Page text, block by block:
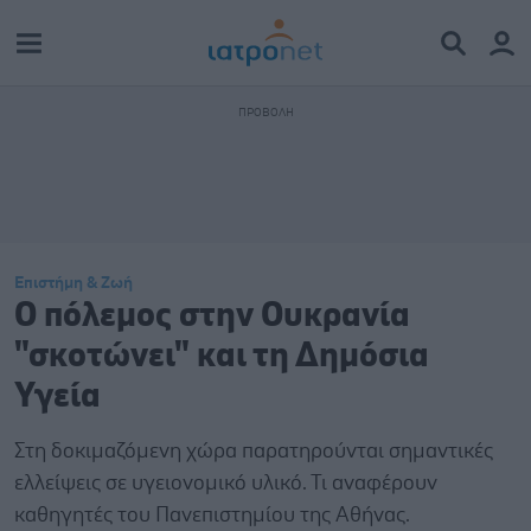
Επιστήμη & Ζωή
Ο πόλεμος στην Ουκρανία
"σκοτώνει" και τη Δημόσια
Υγεία
Στη δοκιμαζόμενη χώρα παρατηρούνται σημαντικές
ελλείψεις σε υγειονομικό υλικό. Τι αναφέρουν
καθηγητές του Πανεπιστημίου της Αθήνας.